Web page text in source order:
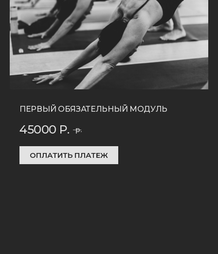
ПЕРВЫЙ ОБЯЗАТЕЛЬНЫЙ МОДУЛЬ
45000 Р. р.
ОПЛАТИТЬ ПЛАТЕЖ